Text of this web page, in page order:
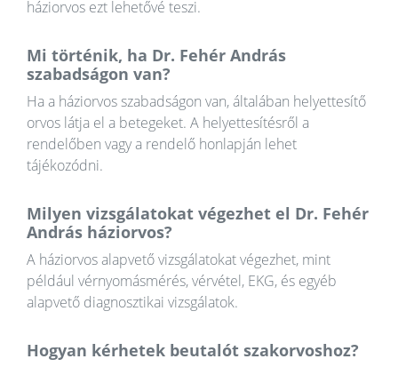
háziorvos ezt lehetővé teszi.
Mi történik, ha Dr. Fehér András
szabadságon van?
Ha a háziorvos szabadságon van, általában helyettesítő
orvos látja el a betegeket. A helyettesítésről a
rendelőben vagy a rendelő honlapján lehet
tájékozódni.
Milyen vizsgálatokat végezhet el Dr. Fehér
András háziorvos?
A háziorvos alapvető vizsgálatokat végezhet, mint
például vérnyomásmérés, vérvétel, EKG, és egyéb
alapvető diagnosztikai vizsgálatok.
Hogyan kérhetek beutalót szakorvoshoz?